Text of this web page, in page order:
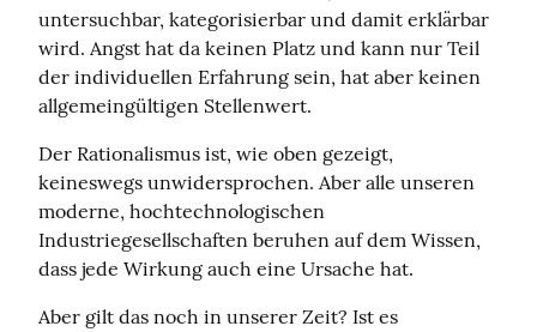
untersuchbar, kategorisierbar und damit erklärbar
wird. Angst hat da keinen Platz und kann nur Teil
der individuellen Erfahrung sein, hat aber keinen
allgemeingültigen Stellenwert.
Der Rationalismus ist, wie oben gezeigt,
keineswegs unwidersprochen. Aber alle unseren
moderne, hochtechnologischen
Industriegesellschaften beruhen auf dem Wissen,
dass jede Wirkung auch eine Ursache hat.
Aber gilt das noch in unserer Zeit? Ist es